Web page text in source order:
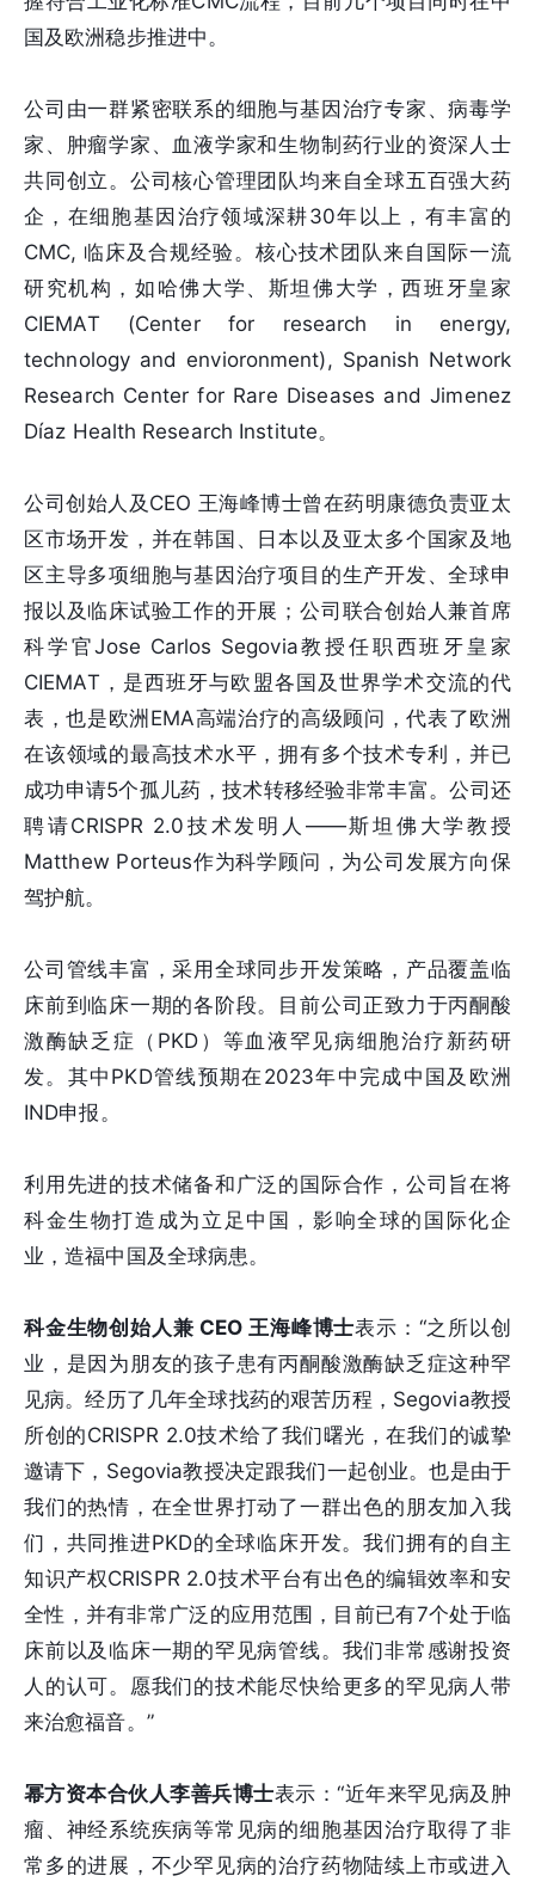
国及欧洲稳步推进中。
公司由一群紧密联系的细胞与基因治疗专家、病毒学
家、肿瘤学家、血液学家和生物制药行业的资深人士
共同创立。公司核心管理团队均来自全球五百强大药
企，在细胞基因治疗领域深耕30年以上，有丰富的
CMC, 临床及合规经验。核心技术团队来自国际一流
研究机构，如哈佛大学、斯坦佛大学，西班牙皇家
CIEMAT (Center for research in energy,
technology and envioronment), Spanish Network
Research Center for Rare Diseases and Jimenez
Díaz Health Research Institute。
公司创始人及CEO 王海峰博士曾在药明康德负责亚太
区市场开发，并在韩国、日本以及亚太多个国家及地
区主导多项细胞与基因治疗项目的生产开发、全球申
报以及临床试验工作的开展；公司联合创始人兼首席
科学官Jose Carlos Segovia教授任职西班牙皇家
CIEMAT，是西班牙与欧盟各国及世界学术交流的代
表，也是欧洲EMA高端治疗的高级顾问，代表了欧洲
在该领域的最高技术水平，拥有多个技术专利，并已
成功申请5个孤儿药，技术转移经验非常丰富。公司还
聘请CRISPR 2.0技术发明人——斯坦佛大学教授
Matthew Porteus作为科学顾问，为公司发展方向保
驾护航。
公司管线丰富，采用全球同步开发策略，产品覆盖临
床前到临床一期的各阶段。目前公司正致力于丙酮酸
激酶缺乏症（PKD）等血液罕见病细胞治疗新药研
发。其中PKD管线预期在2023年中完成中国及欧洲
IND申报。
利用先进的技术储备和广泛的国际合作，公司旨在将
科金生物打造成为立足中国，影响全球的国际化企
业，造福中国及全球病患。
科金生物创始人兼 CEO 王海峰博士表示：“之所以创
业，是因为朋友的孩子患有丙酮酸激酶缺乏症这种罕
见病。经历了几年全球找药的艰苦历程，Segovia教授
所创的CRISPR 2.0技术给了我们曙光，在我们的诚挚
邀请下，Segovia教授决定跟我们一起创业。也是由于
我们的热情，在全世界打动了一群出色的朋友加入我
们，共同推进PKD的全球临床开发。我们拥有的自主
知识产权CRISPR 2.0技术平台有出色的编辑效率和安
全性，并有非常广泛的应用范围，目前已有7个处于临
床前以及临床一期的罕见病管线。我们非常感谢投资
人的认可。愿我们的技术能尽快给更多的罕见病人带
来治愈福音。”
幂方资本合伙人李善兵博士表示：“近年来罕见病及肿
瘤、神经系统疾病等常见病的细胞基因治疗取得了非
常多的进展，不少罕见病的治疗药物陆续上市或进入